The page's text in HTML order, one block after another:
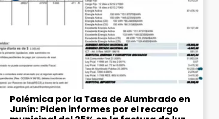
Polémica por la Tasa de Alumbrado en
Junín: Piden informes por el recargo